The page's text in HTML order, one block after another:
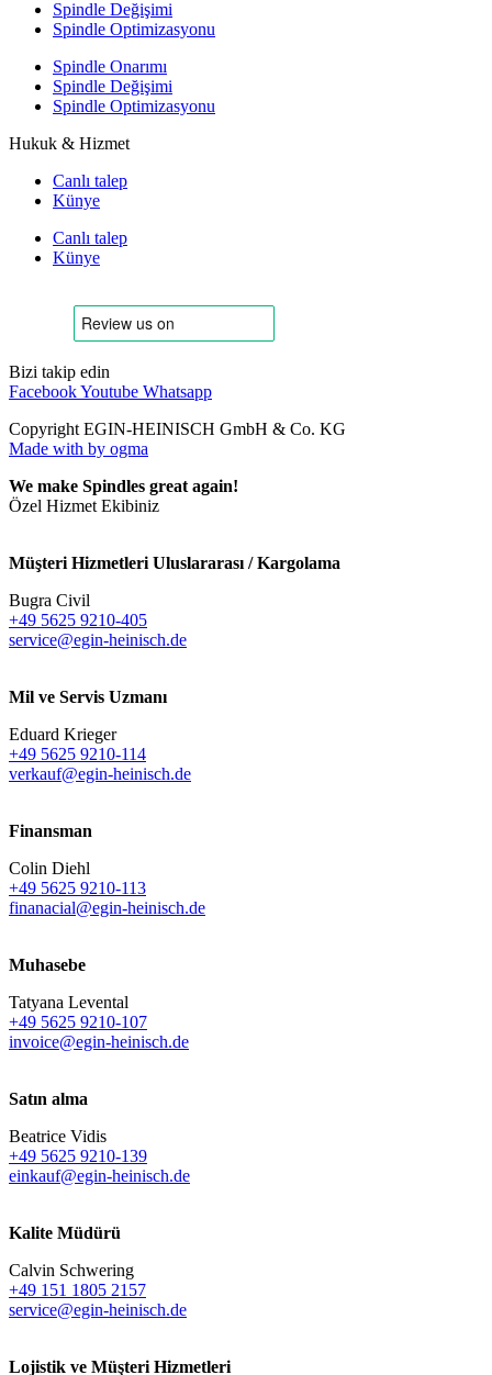
Spindle Değişimi
Spindle Optimizasyonu
Spindle Onarımı
Spindle Değişimi
Spindle Optimizasyonu
Hukuk & Hizmet
Canlı talep
Künye
Canlı talep
Künye
Bizi takip edin
FacebookYoutube Whatsapp
Copyright EGIN-HEINISCH GmbH & Co. KG
Made with by ogma
We make Spindles great again!
Özel Hizmet Ekibiniz
Müşteri Hizmetleri Uluslararası / Kargolama
Bugra Civil
+49 5625 9210-405
service@egin-heinisch.de
Mil ve Servis Uzmanı
Eduard Krieger
+49 5625 9210-114
verkauf@egin-heinisch.de
Finansman
Colin Diehl
+49 5625 9210-113
finanacial@egin-heinisch.de
Muhasebe
Tatyana Levental
+49 5625 9210-107
invoice@egin-heinisch.de
Satın alma
Beatrice Vidis
+49 5625 9210-139
einkauf@egin-heinisch.de
Kalite Müdürü
Calvin Schwering
+49 151 1805 2157
service@egin-heinisch.de
Lojistik ve Müşteri Hizmetleri